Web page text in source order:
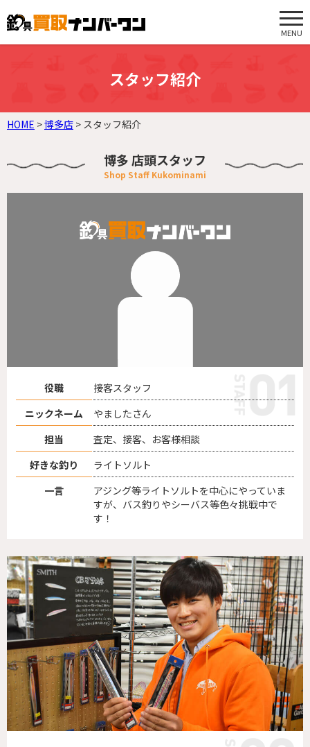
MENU
スタッフ紹介
HOME >博多店 > スタッフ紹介
博多 店頭スタッフ
役職
接客スタッフ
ニックネーム
やましたさん
担当
査定、接客、お客様相談
好きな釣り
ライトソルト
一言
アジング等ライトソルトを中心にやっていま
すが、バス釣りやシーバス等色々挑戦中で
す！